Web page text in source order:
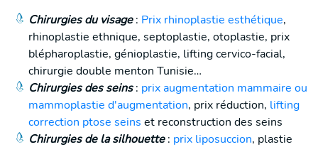
Chirurgies du visage: Prix rhinoplastie esthétique,
rhinoplastie ethnique, septoplastie, otoplastie, prix
blépharoplastie, génioplastie, lifting cervico-facial,
chirurgie double menton Tunisie…
Chirurgies des seins: prix augmentation mammaire ou
mammoplastie d'augmentation, prix réduction, lifting
correction ptose seins et reconstruction des seins
Chirurgies de la silhouette: prix liposuccion, plastie